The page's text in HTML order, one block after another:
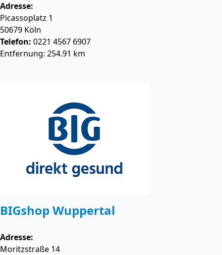
Adresse:
Picassoplatz 1
50679 Köln
Telefon: 0221 4567 6907
Entfernung: 254.91 km
BIGshop Wuppertal
Adresse:
Moritzstraße 14